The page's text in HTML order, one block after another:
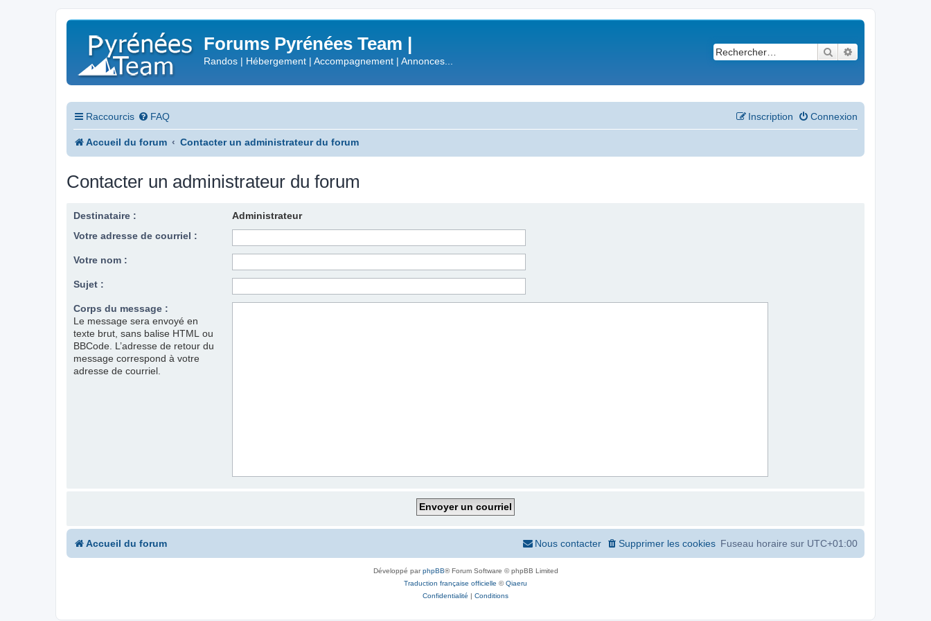
Forums Pyrénées Team |
Randos | Hébergement | Accompagnement | Annonces...
Rechercher
Raccourcis FAQ Connexion
Inscription
Accueil du forum Contacter un administrateur du forum
Contacter un administrateur du forum
Destinataire :
Administrateur
Votre adresse de courriel :
Votre nom :
Sujet :
Corps du message :
Le message sera envoyé en
texte brut, sans balise HTML ou
BBCode. L’adresse de retour du
message correspond à votre
adresse de courriel.
Accueil du forum Fuseau horaire sur UTC+01:00
Supprimer les cookies
Nous contacter
Développé parphpBB® Forum Software © phpBB Limited
Traduction française officielle ©Qiaeru
Confidentialité | Conditions